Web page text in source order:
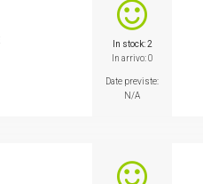
In stock: 2
In arrivo: 0
Date previste:
N/A